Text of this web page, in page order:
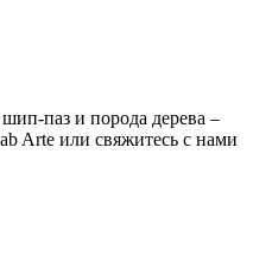
паз и порода дерева –
Arte или свяжитесь с нами